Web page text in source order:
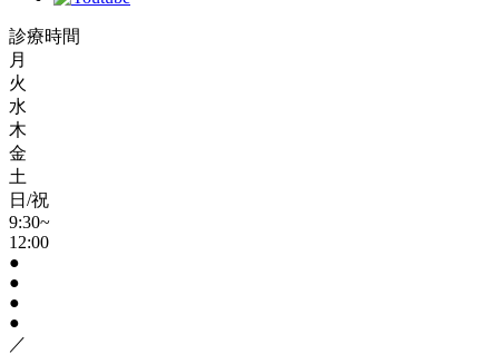
診療時間
月
火
水
木
金
土
日/祝
9:30~
12:00
●
●
●
●
／